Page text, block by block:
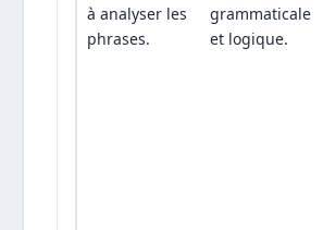
à analyser les
phrases.
grammaticale
et logique.